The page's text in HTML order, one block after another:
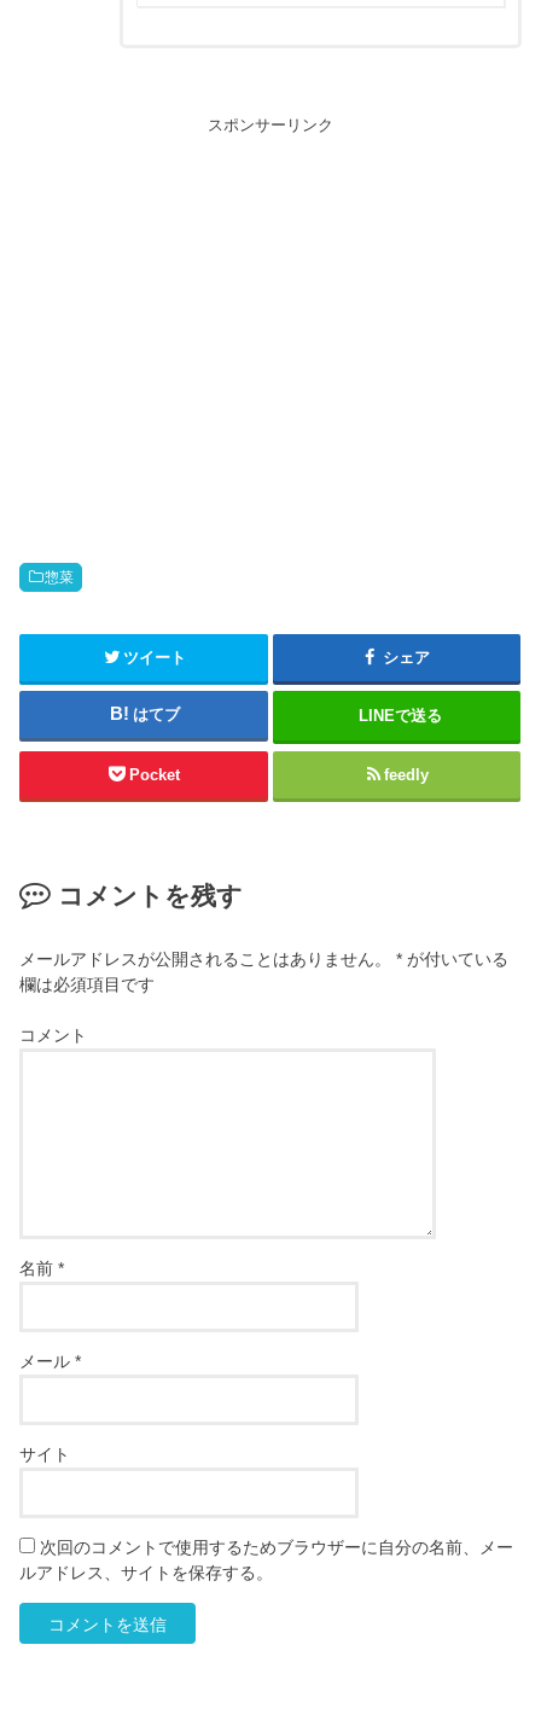
スポンサーリンク
惣菜
ツイート シェア
はてブ LINEで送る
Pocket feedly
コメントを残す
メールアドレスが公開されることはありません。 * が付いている
欄は必須項目です
コメント
名前*
メール*
サイト
次回のコメントで使用するためブラウザーに自分の名前、メー
ルアドレス、サイトを保存する。